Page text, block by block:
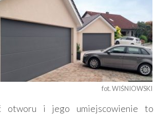
fot. WIŚNIOWSKI
otworu i jego umiejscowienie to